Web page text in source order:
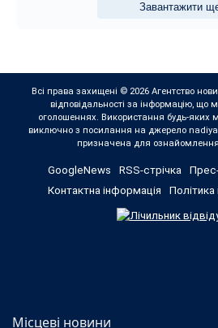
Завантажити
Всі права захищені © 2026 Агентство
відповідальності за інформацію, що
оголошеннях. Використання будь-яких
виключно з посилання на джерело
призначена для ознайомлення
GoogleNews RSS-стрічка
Контактна інформація
Політика
Місцеві новини